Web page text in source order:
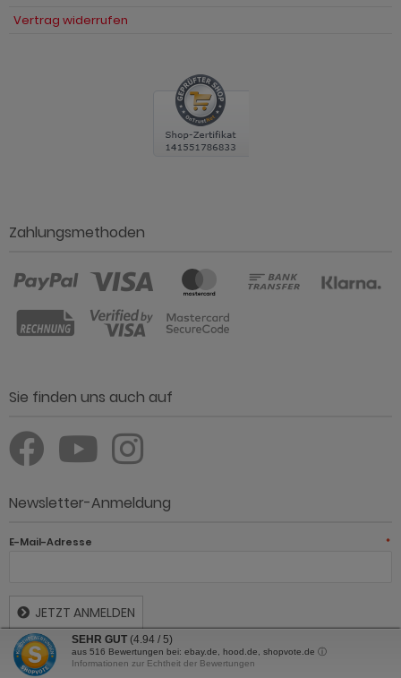
Vertrag widerrufen
Zahlungsmethoden
Sie finden uns auch auf
E-Mail-Adresse
SEHR GUT (4.94 / 5)
aus 516 Bewertungen bei: ebay.de, hood.de, shopvote.de ⓘ
Informationen zur Echtheit der Bewertungen